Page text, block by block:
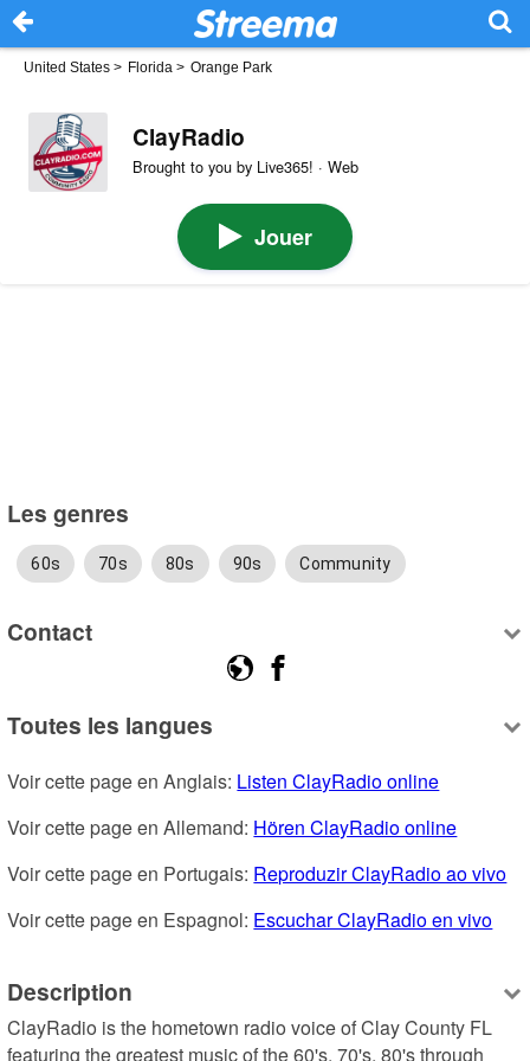
United States > Florida > Orange Park
ClayRadio
Brought to you by Live365! · Web
Jouer
Les genres
60s 70s 80s 90s Community
Contact
Toutes les langues
Voir cette page en Anglais: Listen ClayRadio online
Voir cette page en Allemand: Hören ClayRadio online
Voir cette page en Portugais: Reproduzir ClayRadio ao vivo
Voir cette page en Espagnol: Escuchar ClayRadio en vivo
Description
ClayRadio is the hometown radio voice of Clay County FL
featuring the greatest music of the 60's, 70's, 80's through